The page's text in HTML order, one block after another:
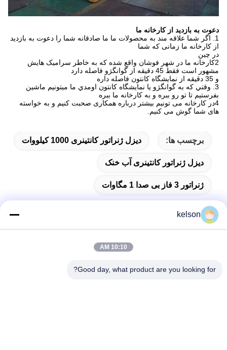
دعوت به بازدید از کارخانه ما
1. اگر شما علاقه مند به محصولات ما ما صادقانه شما را دعوت به بازدید
از کارخانه ما زمانی که شما
در چین
2کارخانه ما در شهر فوشان واقع شده که به خاطر سرامیک هایش
مشهور است فقط 45 دقیقه از گوانگژو فاصله دارد
و 35 دقيقه از نمایشگاه کانتون فاصله داره
3. وقتي که به گوانگژو يا نمایشگاه کانتون اومدي ما ميتونيم ماشين
بفرستيم تا تو رو ببره و به کارخانه ما ببره
4در کارخانه می تونیم بیشتر درباره همکاری صحبت کنیم و به خواسته
های شما گوش می کنیم.
برچسب ها: دیزل ژنراتور کانتینری 1000 کیلووات
دیزل ژنراتور کانتینری آب خنک
ژنراتور 3 فاز بی صدا 1 مگاوات
آدرس
kelson
10:10 AM
Good day, what product are you looking for?